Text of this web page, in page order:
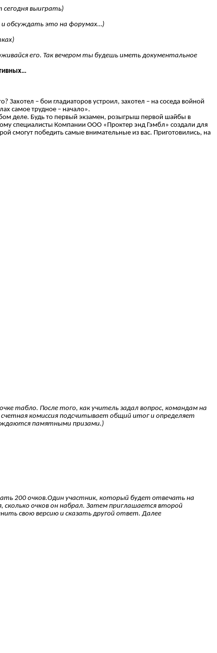
выиграть)
и обсуждать это на форумах…)
его. Так вечером ты будешь иметь документальное
– бои гладиаторов устроил, захотел – на соседа войной
самое трудное – начало».
деле. Будь то первый экзамен, розыгрыш первой шайбы в
специалисты Компании ООО «Проктер энд Гэмбл» создали для
смогут победить самые внимательные из вас. Приготовились, на
табло. После того, как учитель задал вопрос, командам на
комиссия подсчитывает общий итог и определяет
памятными призами.)
200 очков.Один участник, который будет отвечать на
очков он набрал. Затем приглашается второй
свою версию и сказать другой ответ. Далее